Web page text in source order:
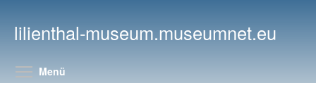
lilienthal-museum.museumnet.eu
Menü